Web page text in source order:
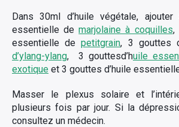
Dans 30ml d’huile végétale,
essentielle demarjolaine à coquilles,
essentielle depetitgrain, 3 gouttes
d’ylang-ylang, 3 gouttesd’huile
exotique et 3 gouttes d’huile
Masser le plexus solaire et
plusieurs fois par jour. Si la
consultez un médecin.